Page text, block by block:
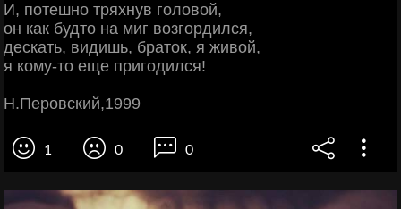
И, потешно тряхнув головой,
он как будто на миг возгордился,
дескать, видишь, браток, я живой,
я кому-то еще пригодился!
Н.Перовский,1999
1 0 0